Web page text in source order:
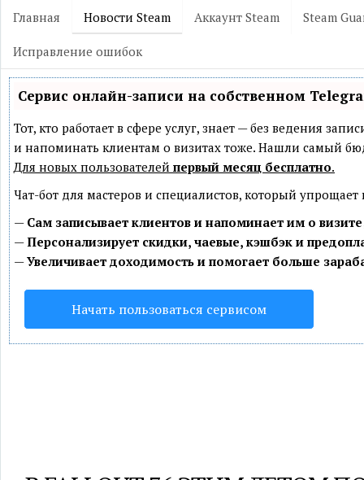
Главная Новости Steam Аккаунт Steam Steam
Исправление ошибок
Сервис онлайн-записи на собственном
Тот, кто работает в сфере услуг, знает — без ведения
и напоминать клиентам о визитах тоже. Нашли самый
Для новых пользователей первый месяц бесплатно.
Чат-бот для мастеров и специалистов, который
— Сам записывает клиентов и напоминает им о
—Персонализирует скидки, чаевые, кэшбэк и
—Увеличивает доходимость и помогает больше
Начать пользоваться сервисом